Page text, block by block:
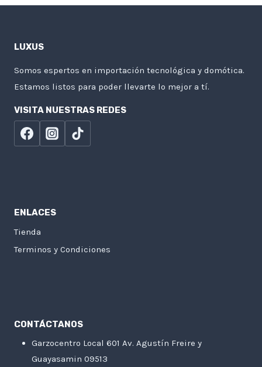
LUXUS
Somos espertos en importación tecnológica y domótica.
Estamos listos para poder llevarte lo mejor a tí.
VISITA NUESTRAS REDES
ENLACES
Tienda
Terminos y Condiciones
CONTÁCTANOS
Garzocentro Local 601 Av. Agustín Freire y
Guayasamin 09513